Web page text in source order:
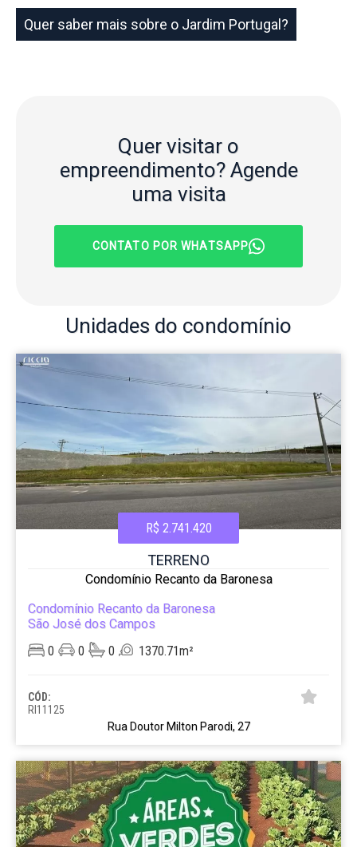
Quer saber mais sobre o Jardim Portugal?
Quer visitar o
empreendimento? Agende
uma visita
CONTATO POR WHATSAPP
Unidades do condomínio
R$ 2.741.420
TERRENO
Condomínio Recanto da Baronesa
Condomínio Recanto da Baronesa
São José dos Campos
0
0 0 1370.71m²
CÓD:
RI11125
Rua Doutor Milton Parodi, 27